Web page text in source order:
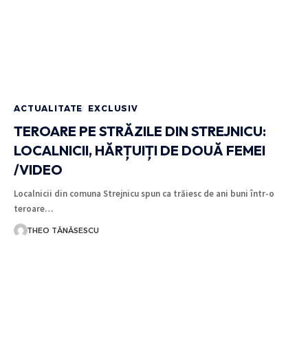
ACTUALITATE EXCLUSIV
TEROARE PE STRĂZILE DIN STREJNICU:
LOCALNICII, HĂRȚUIȚI DE DOUĂ FEMEI
/VIDEO
Localnicii din comuna Strejnicu spun ca trăiesc de ani buni într-o
teroare…
THEO TĂNĂSESCU